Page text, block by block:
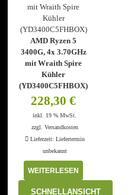
AMD Ryzen 5
3400G, 4x 3.70GHz
mit Wraith Spire
Kühler
(YD3400C5FHBOX)
228,30€
inkl. 19 % MwSt.
zzgl. Versandkosten
Lieferzeit: Liefertermin
unbekannt
WEITERLESEN
SCHNELLANSICHT